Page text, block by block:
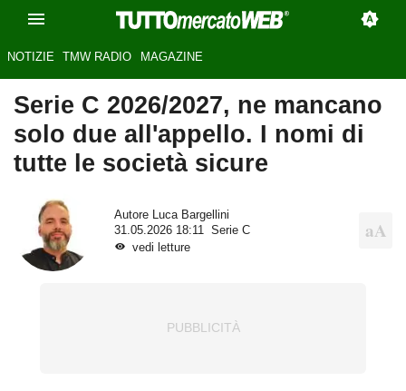
NOTIZIE TMW RADIO MAGAZINE
Serie C 2026/2027, ne mancano
solo due all'appello. I nomi di
tutte le società sicure
Autore Luca Bargellini
31.05.2026 18:11
Serie C
vedi letture